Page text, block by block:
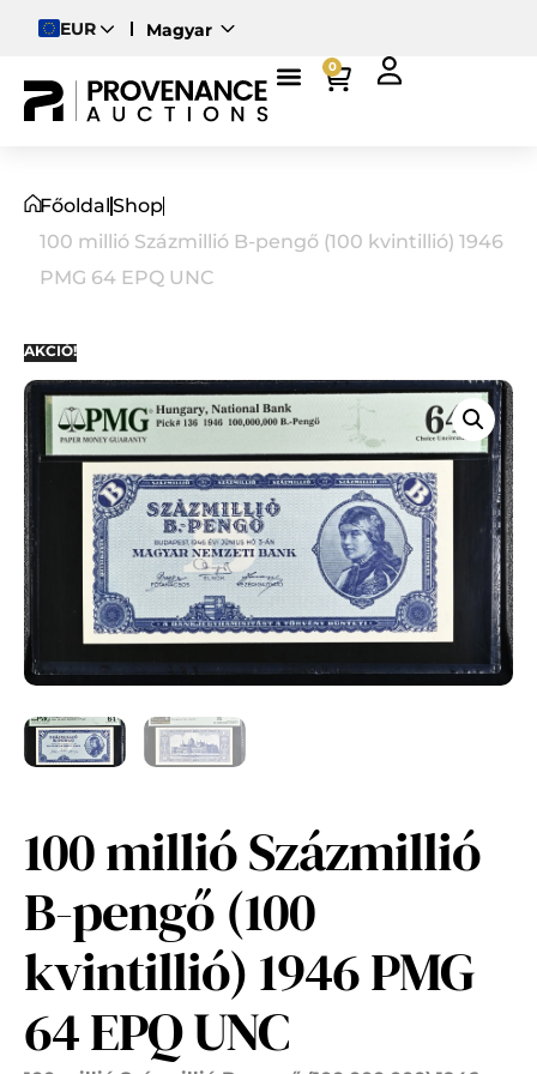
EUR
Magyar
Deutsch
0
FőoldalShop
100 millió Százmillió B-pengő (100 kvintillió) 1946
PMG 64 EPQ UNC
100 millió Százmillió
B-pengő (100
kvintillió) 1946 PMG
64 EPQ UNC
AKCIÓ!